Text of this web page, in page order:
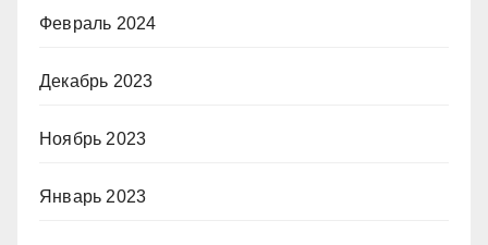
Февраль 2024
Декабрь 2023
Ноябрь 2023
Январь 2023